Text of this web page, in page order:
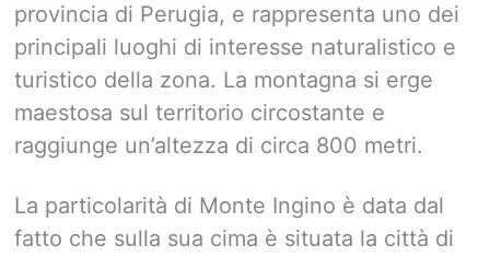
provincia di Perugia, e rappresenta uno dei
principali luoghi di interesse naturalistico e
turistico della zona. La montagna si erge
maestosa sul territorio circostante e
raggiunge un’altezza di circa 800 metri.
La particolarità di Monte Ingino è data dal
fatto che sulla sua cima è situata la città di